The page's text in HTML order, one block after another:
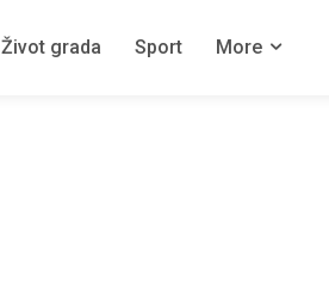
Život grada Sport More